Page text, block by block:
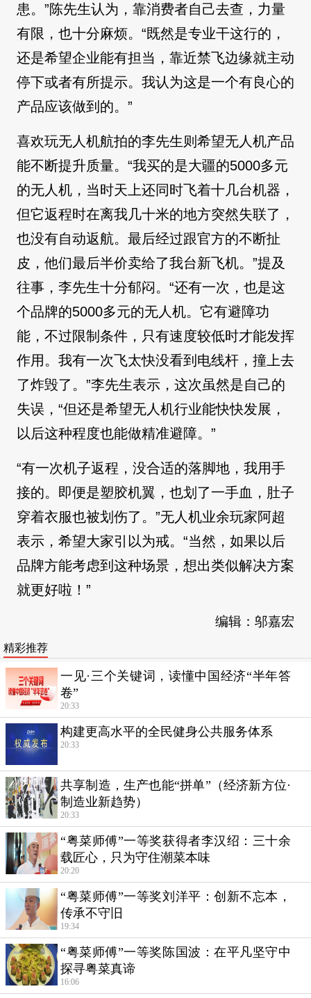
患。”陈先生认为，靠消费者自己去查，力量
有限，也十分麻烦。“既然是专业干这行的，
还是希望企业能有担当，靠近禁飞边缘就主动
停下或者有所提示。我认为这是一个有良心的
产品应该做到的。”
喜欢玩无人机航拍的李先生则希望无人机产品
能不断提升质量。“我买的是大疆的5000多元
的无人机，当时天上还同时飞着十几台机器，
但它返程时在离我几十米的地方突然失联了，
也没有自动返航。最后经过跟官方的不断扯
皮，他们最后半价卖给了我台新飞机。”提及
往事，李先生十分郁闷。“还有一次，也是这
个品牌的5000多元的无人机。它有避障功
能，不过限制条件，只有速度较低时才能发挥
作用。我有一次飞太快没看到电线杆，撞上去
了炸毁了。”李先生表示，这次虽然是自己的
失误，“但还是希望无人机行业能快快发展，
以后这种程度也能做精准避障。”
“有一次机子返程，没合适的落脚地，我用手
接的。即便是塑胶机翼，也划了一手血，肚子
穿着衣服也被划伤了。”无人机业余玩家阿超
表示，希望大家引以为戒。“当然，如果以后
品牌方能考虑到这种场景，想出类似解决方案
就更好啦！”
编辑：邬嘉宏
精彩推荐